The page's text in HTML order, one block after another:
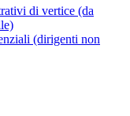
di vertice (da
(dirigenti non